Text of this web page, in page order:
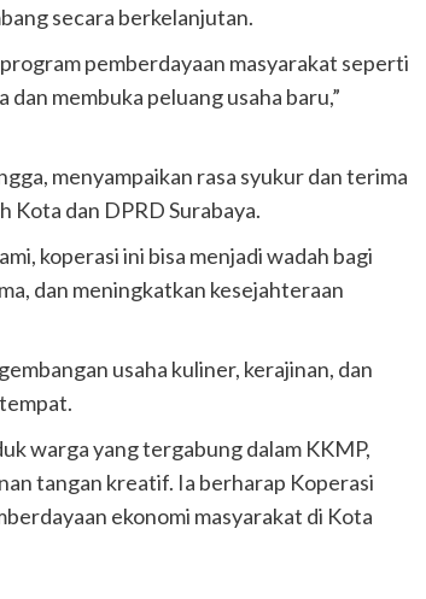
secara berkelanjutan.
pemberdayaan masyarakat seperti
membuka peluang usaha baru,”
menyampaikan rasa syukur dan terima
Kota dan DPRD Surabaya.
koperasi ini bisa menjadi wadah bagi
dan meningkatkan kesejahteraan
usaha kuliner, kerajinan, dan
warga yang tergabung dalam KKMP,
tangan kreatif. Ia berharap Koperasi
ekonomi masyarakat di Kota